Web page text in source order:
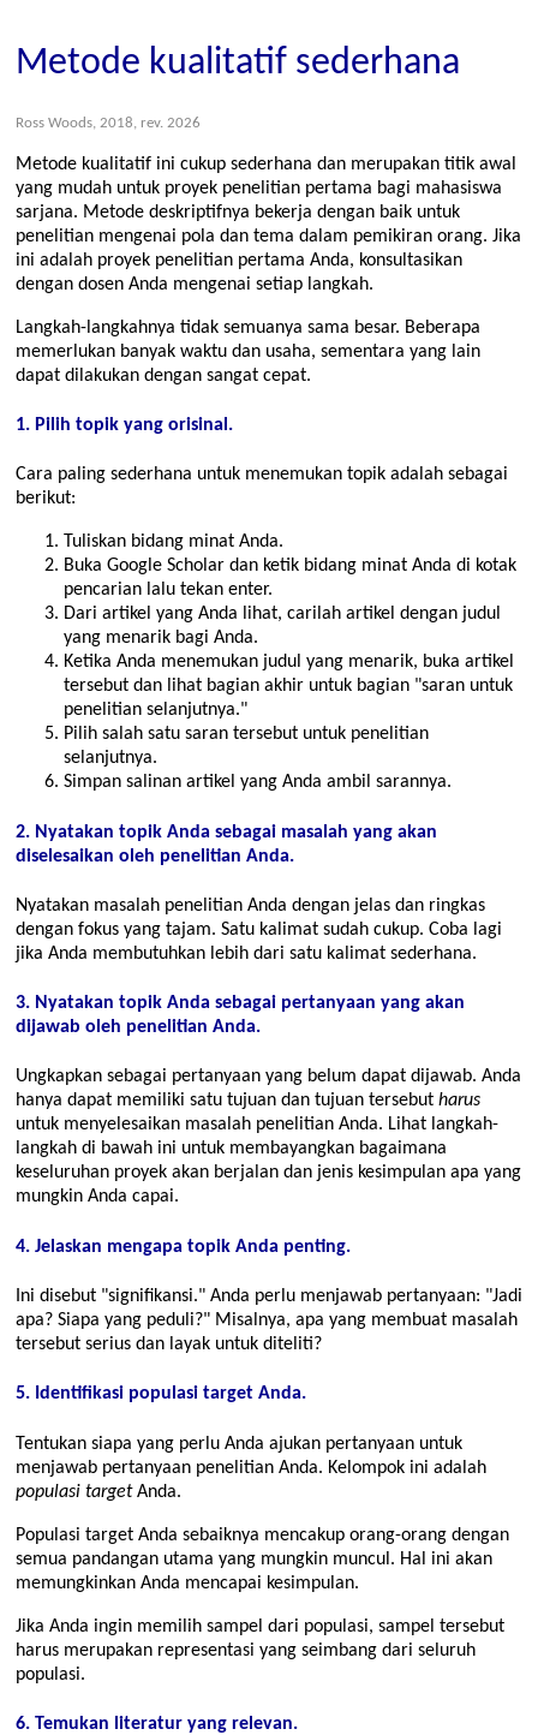
Metode kualitatif sederhana
Ross Woods, 2018, rev. 2026
Metode kualitatif ini cukup sederhana dan merupakan titik awal
yang mudah untuk proyek penelitian pertama bagi mahasiswa
sarjana. Metode deskriptifnya bekerja dengan baik untuk
penelitian mengenai pola dan tema dalam pemikiran orang. Jika
ini adalah proyek penelitian pertama Anda, konsultasikan
dengan dosen Anda mengenai setiap langkah.
Langkah-langkahnya tidak semuanya sama besar. Beberapa
memerlukan banyak waktu dan usaha, sementara yang lain
dapat dilakukan dengan sangat cepat.
1. Pilih topik yang orisinal.
Cara paling sederhana untuk menemukan topik adalah sebagai
berikut:
Tuliskan bidang minat Anda.
Buka Google Scholar dan ketik bidang minat Anda di kotak
pencarian lalu tekan enter.
Dari artikel yang Anda lihat, carilah artikel dengan judul
yang menarik bagi Anda.
Ketika Anda menemukan judul yang menarik, buka artikel
tersebut dan lihat bagian akhir untuk bagian
saran untuk
penelitian selanjutnya.
Pilih salah satu saran tersebut untuk penelitian
selanjutnya.
Simpan salinan artikel yang Anda ambil sarannya.
2. Nyatakan topik Anda sebagai masalah yang akan
diselesaikan oleh penelitian Anda.
Nyatakan masalah penelitian Anda dengan jelas dan ringkas
dengan fokus yang tajam. Satu kalimat sudah cukup. Coba lagi
jika Anda membutuhkan lebih dari satu kalimat sederhana.
3. Nyatakan topik Anda sebagai pertanyaan yang akan
dijawab oleh penelitian Anda.
Ungkapkan sebagai pertanyaan yang belum dapat dijawab. Anda
hanya dapat memiliki satu tujuan dan tujuan tersebut harus
untuk menyelesaikan masalah penelitian Anda. Lihat langkah-
langkah di bawah ini untuk membayangkan bagaimana
keseluruhan proyek akan berjalan dan jenis kesimpulan apa yang
mungkin Anda capai.
4. Jelaskan mengapa topik Anda penting.
Ini disebut signifikansi. Anda perlu menjawab pertanyaan:
Jadi
apa? Siapa yang peduli?
Misalnya, apa yang membuat masalah
tersebut serius dan layak untuk diteliti?
5. Identifikasi populasi target Anda.
Tentukan siapa yang perlu Anda ajukan pertanyaan untuk
menjawab pertanyaan penelitian Anda. Kelompok ini adalah
populasi targetAnda.
Populasi target Anda sebaiknya mencakup orang-orang dengan
semua pandangan utama yang mungkin muncul. Hal ini akan
memungkinkan Anda mencapai kesimpulan.
Jika Anda ingin memilih sampel dari populasi, sampel tersebut
harus merupakan representasi yang seimbang dari seluruh
populasi.
6. Temukan literatur yang relevan.